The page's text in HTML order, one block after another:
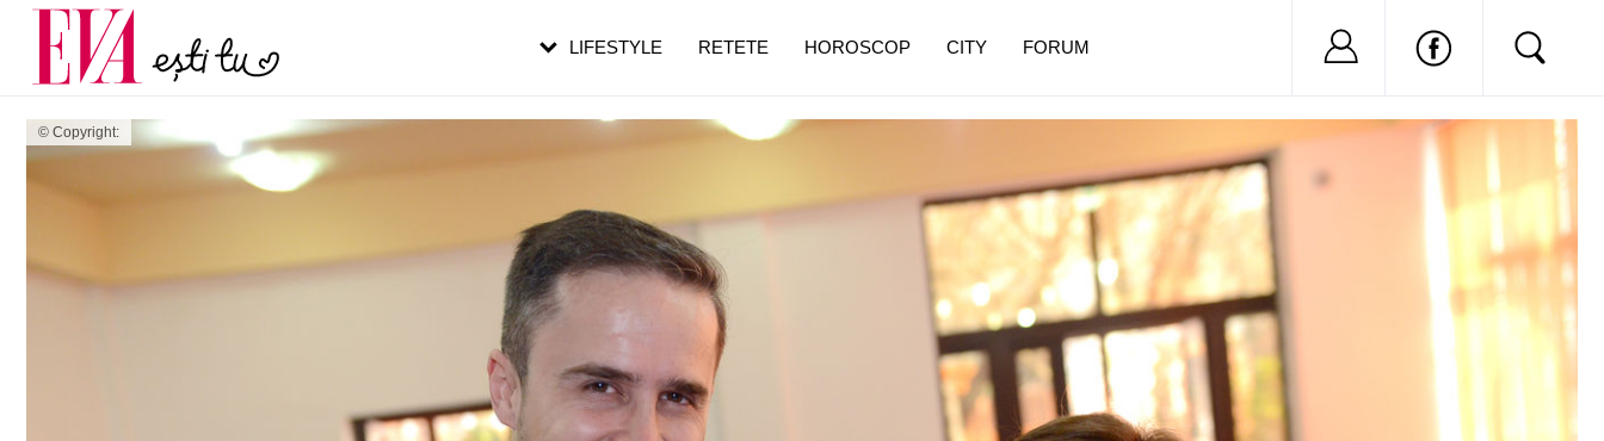
© Copyright:
LIFESTYLE RETETE HOROSCOP CITY FORUM Nu ai cont?
Carieră
Actualitate
pe măsură ce înaintezi în vârstă